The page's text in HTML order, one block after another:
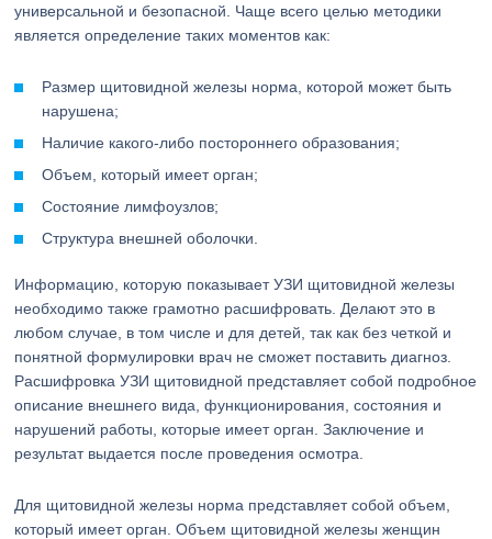
универсальной и безопасной. Чаще всего целью методики
является определение таких моментов как:
Размер щитовидной железы норма, которой может быть
нарушена;
Наличие какого-либо постороннего образования;
Объем, который имеет орган;
Состояние лимфоузлов;
Структура внешней оболочки.
Информацию, которую показывает УЗИ щитовидной железы
необходимо также грамотно расшифровать. Делают это в
любом случае, в том числе и для детей, так как без четкой и
понятной формулировки врач не сможет поставить диагноз.
Расшифровка УЗИ щитовидной представляет собой подробное
описание внешнего вида, функционирования, состояния и
нарушений работы, которые имеет орган. Заключение и
результат выдается после проведения осмотра.
Для щитовидной железы норма представляет собой объем,
который имеет орган. Объем щитовидной железы женщин